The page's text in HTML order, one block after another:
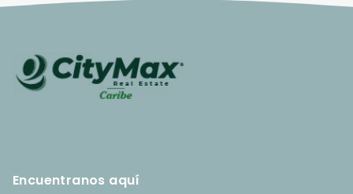
Encuentranos aquí